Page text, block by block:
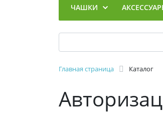
ЧАШКИ
Главная страница Каталог